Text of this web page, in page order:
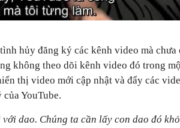
hủy đăng ký các kênh video mà chưa
không theo dõi kênh video đó trong
thị video mới cập nhật và đẩy các
YouTube.
dao. Chúng ta cần lấy con dao đó